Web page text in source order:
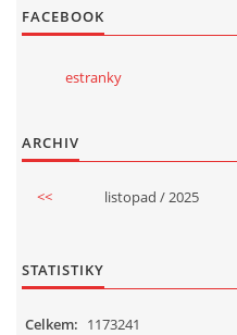
FACEBOOK
estranky
ARCHIV
<< listopad / 2025
STATISTIKY
Celkem: 1173241